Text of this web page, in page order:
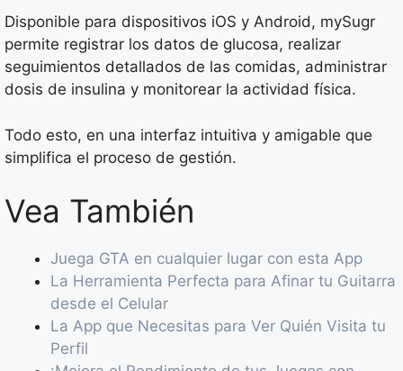
Disponible para dispositivos iOS y Android, mySugr
permite registrar los datos de glucosa, realizar
seguimientos detallados de las comidas, administrar
dosis de insulina y monitorear la actividad física.
Todo esto, en una interfaz intuitiva y amigable que
simplifica el proceso de gestión.
Vea También
Juega GTA en cualquier lugar con esta App
La Herramienta Perfecta para Afinar tu Guitarra
desde el Celular
La App que Necesitas para Ver Quién Visita tu
Perfil